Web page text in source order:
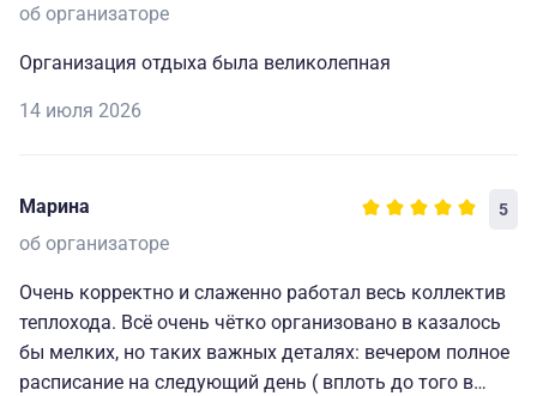
об организаторе
Организация отдыха была великолепная
14 июля 2026
Марина 5
об организаторе
Очень корректно и слаженно работал весь коллектив
теплохода. Всё очень чётко организовано в казалось
бы мелких, но таких важных деталях: вечером полное
расписание на следующий день ( вплоть до того в